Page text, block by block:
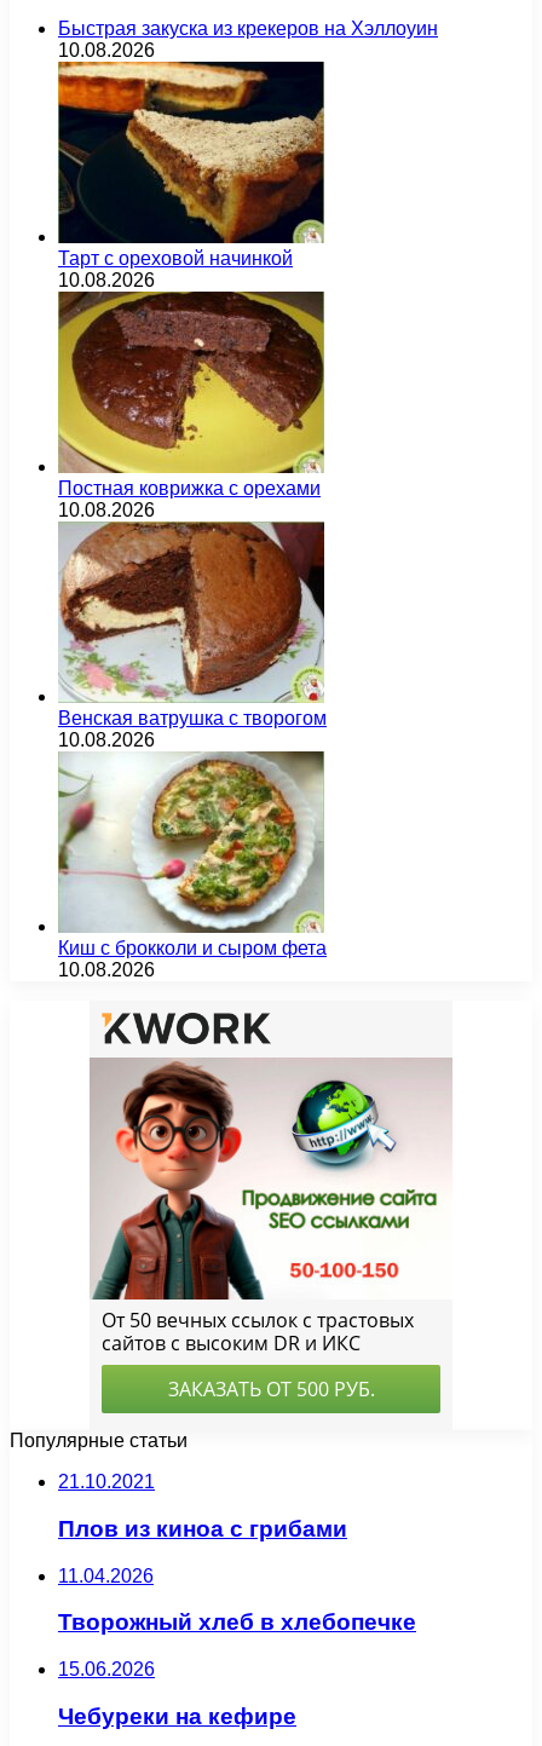
Быстрая закуска из крекеров на Хэллоуин
10.08.2026
Тарт с ореховой начинкой
10.08.2026
Постная коврижка с орехами
10.08.2026
Венская ватрушка с творогом
10.08.2026
Киш с брокколи и сыром фета
10.08.2026
Популярные статьи
21.10.2021
Плов из киноа с грибами
11.04.2026
Творожный хлеб в хлебопечке
15.06.2026
Чебуреки на кефире